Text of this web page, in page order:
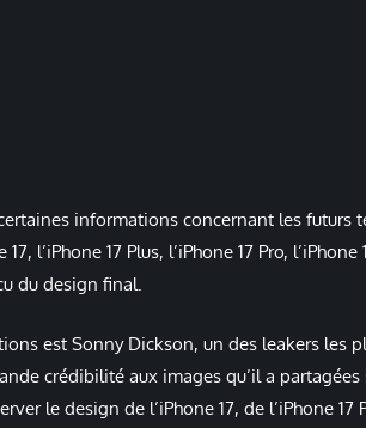
informations concernant les futurs
l’iPhone 17 Plus, l’iPhone 17 Pro,
du design final.
est Sonny Dickson, un des leakers les
crédibilité aux images qu’il a
le design de l’iPhone 17, de l’iPhone 17